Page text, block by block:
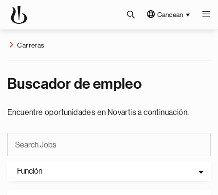
Candean
Carreras
Buscador de empleo
Encuentre oportunidades en Novartis a continuación.
Función